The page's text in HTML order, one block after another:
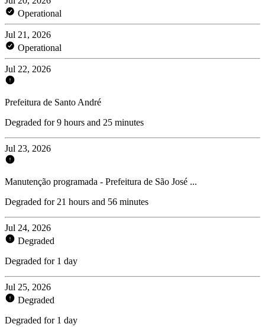
Operational
Jul 21, 2026
Operational
Jul 22, 2026
Prefeitura de Santo André
Degraded for 9 hours and 25 minutes
Jul 23, 2026
Manutenção programada - Prefeitura de São José ...
Degraded for 21 hours and 56 minutes
Jul 24, 2026
Degraded
Degraded for 1 day
Jul 25, 2026
Degraded
Degraded for 1 day